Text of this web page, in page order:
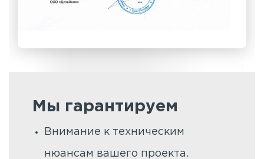
Мы гарантируем
Внимание к техническим
нюансам вашего проекта.